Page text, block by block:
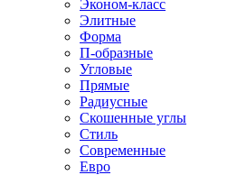
Эконом-класс
Элитные
Форма
П-образные
Угловые
Прямые
Радиусные
Скошенные углы
Стиль
Современные
Евро